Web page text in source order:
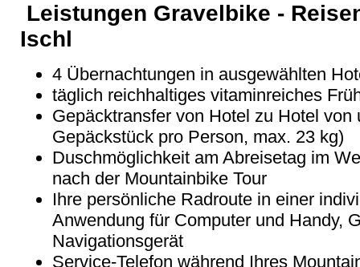
Leistungen Gravelbike -
Ischl
4 Übernachtungen in ausgewählten
täglich reichhaltiges vitaminreiches
Gepäcktransfer von Hotel zu Hotel von
Gepäckstück pro Person, max. 23 kg)
Duschmöglichkeit am Abreisetag im
nach der Mountainbike Tour
Ihre persönliche Radroute in einer
Anwendung für Computer und Handy,
Navigationsgerät
Service-Telefon während Ihres